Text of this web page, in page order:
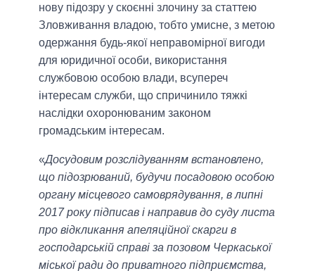
нову підозру у скоєнні злочину за статтею
Зловживання владою, тобто умисне, з метою
одержання будь-якої неправомірної вигоди
для юридичної особи, використання
службовою особою влади, всупереч
інтересам служби, що спричинило тяжкі
наслідки охоронюваним законом
громадським інтересам.
«Досудовим розслідуванням встановлено,
що підозрюваний, будучи посадовою особою
органу місцевого самоврядування, в липні
2017 року підписав і направив до суду листа
про відкликання апеляційної скарги в
господарській справі за позовом Черкаської
міської ради до приватного підприємства,